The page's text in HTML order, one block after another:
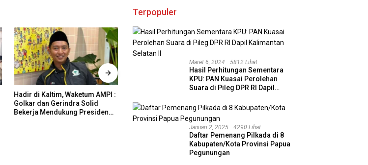
Hadir di Kaltim, Waketum AMPI :
Golkar dan Gerindra Solid
Bekerja Mendukung Presiden
GM PLN UID Kalbar, Perkuat
Sinergi Dukung Perumahan
MBR dan Program 3 Juta
Pelajaran Gorbachev bagi
Politik Konsensus Prabowo
Terpopuler
Maret 6, 2024 5812 Lihat
Hasil Perhitungan Sementara
KPU: PAN Kuasai Perolehan
Suara di Pileg DPR RI Dapil
Januari 2, 2025 4290 Lihat
Daftar Pemenang Pilkada di 8
Kabupaten/Kota Provinsi Papua
Pegunungan